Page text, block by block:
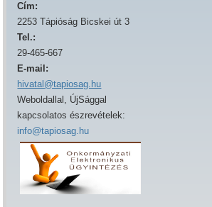
Cím:
2253 Tápióság Bicskei út 3
Tel.:
29-465-667
E-mail:
hivatal@tapiosag.hu
Weboldallal, ÚjSággal
kapcsolatos észrevételek:
info@tapiosag.hu